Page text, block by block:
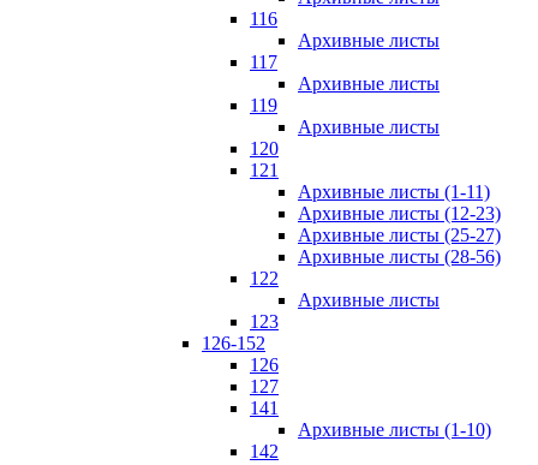
116
Архивные листы
117
Архивные листы
119
Архивные листы
120
121
Архивные листы (1-11)
Архивные листы (12-23)
Архивные листы (25-27)
Архивные листы (28-56)
122
Архивные листы
123
126-152
126
127
141
Архивные листы (1-10)
142